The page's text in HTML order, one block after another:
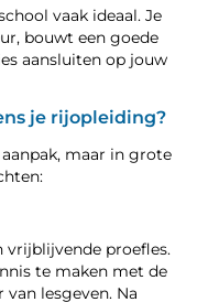
vaak ideaal. Je
bouwt een goede
aansluiten op jouw
je rijopleiding?
maar in grote
vrijblijvende proefles.
te maken met de
lesgeven. Na